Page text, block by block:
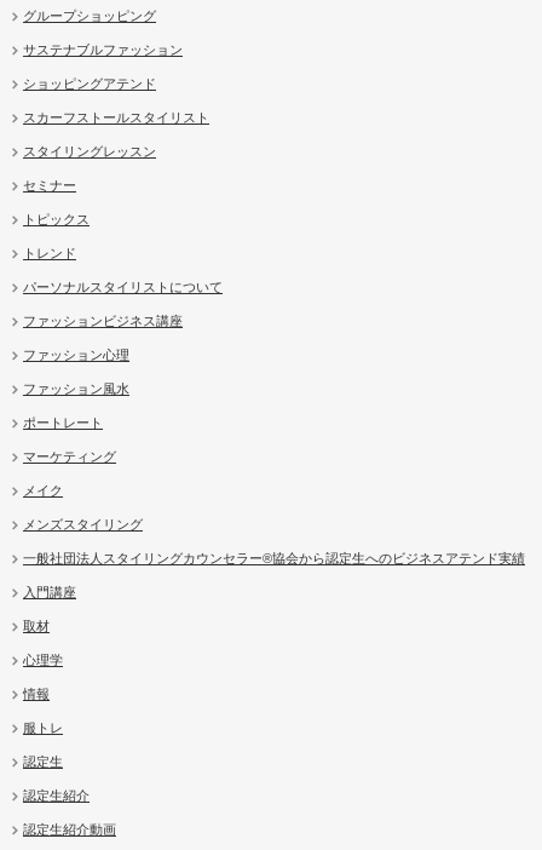
グループショッピング
サステナブルファッション
ショッピングアテンド
スカーフストールスタイリスト
スタイリングレッスン
セミナー
トピックス
トレンド
パーソナルスタイリストについて
ファッションビジネス講座
ファッション心理
ファッション風水
ポートレート
マーケティング
メイク
メンズスタイリング
一般社団法人スタイリングカウンセラー®協会から認定生へのビジネスアテンド実績
入門講座
取材
心理学
情報
服トレ
認定生
認定生紹介
認定生紹介動画